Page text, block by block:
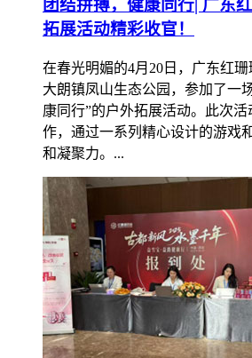
团结拼搏，健康同行| 广东
拓展活动精彩收官！
在春光明媚的4月20日，广东红
大朗镇凤山生态公园，参加了一
康同行”的户外拓展活动。此次
作，通过一系列精心设计的游戏
和凝聚力。...